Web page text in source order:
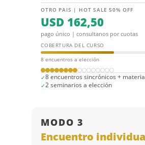
OTRO PAIS | HOT SALE 50% OFF
USD 162,50
pago único | consultanos por cuotas
COBERTURA DEL CURSO
8 encuentros a elección
8 encuentros sincrónicos +
2 seminarios a elección
MODO 3
Encuentro